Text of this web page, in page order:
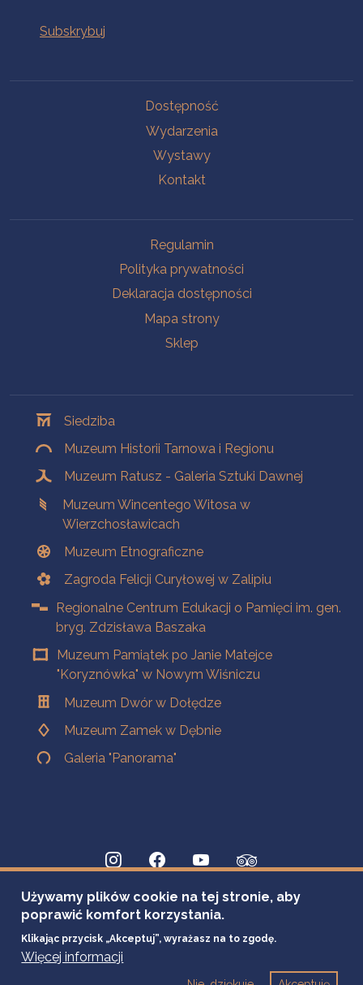
Dostępność
Wydarzenia
Wystawy
Kontakt
Regulamin
Polityka prywatności
Deklaracja dostępności
Mapa strony
Sklep
Siedziba
Muzeum Historii Tarnowa i Regionu
Muzeum Ratusz - Galeria Sztuki Dawnej
Muzeum Wincentego Witosa w
Wierzchosławicach
Muzeum Etnograficzne
Zagroda Felicji Curyłowej w Zalipiu
Regionalne Centrum Edukacji o Pamięci im. gen.
bryg. Zdzisława Baszaka
Muzeum Pamiątek po Janie Matejce
"Koryznówka" w Nowym Wiśniczu
Muzeum Dwór w Dołędze
Muzeum Zamek w Dębnie
Galeria "Panorama"
Używamy plików cookie na tej stronie, aby
poprawić komfort korzystania.
Klikając przycisk „Akceptuj”, wyrażasz na to zgodę.
Więcej informacji